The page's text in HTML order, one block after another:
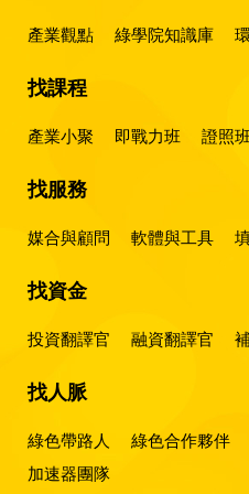
產業觀點 綠學院知識庫
找課程
產業小聚 即戰力班 證照班
找服務
媒合與顧問 軟體與工具
找資金
投資翻譯官 融資翻譯官
找人脈
綠色帶路人 綠色合作夥伴
加速器團隊